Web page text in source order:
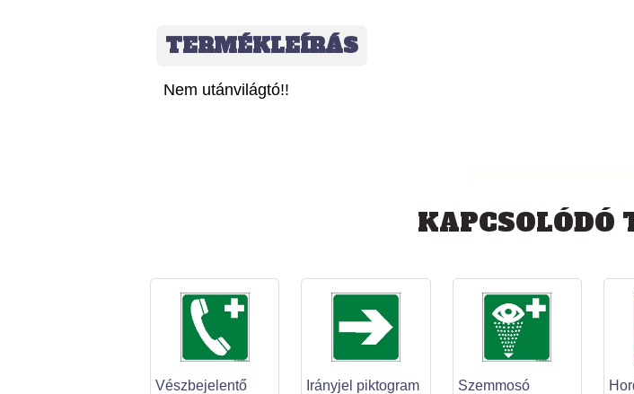
TERMÉKLEÍRÁS
Nem utánvilágtó!!
KAPCSOLÓDÓ
Vészbejelentő
Irányjel piktogram
Szemmosó